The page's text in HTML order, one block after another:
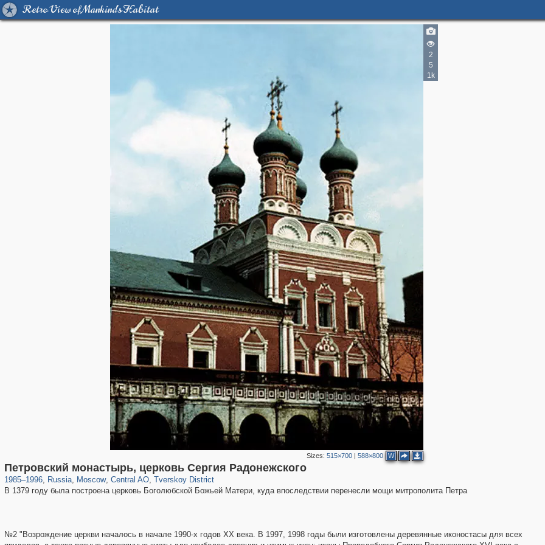
Retro View of Mankind's Habitat
2
5
1k
Sizes:515×700 |588×800 W
Петровский монастырь, церковь Сергия Радонежского
1985–1996, Russia
1,407,232 29,248
, Moscow
319,878 8,286
, Central AO
160,021 5,916
, Tverskoy District
53,055 2,283
В 1379 году была построена церковь Боголюбской Божьей Матери, куда впоследствии перенесли мощи митрополита Петра
№2 "Возрождение церкви началось в начале 1990-х годов XX века. В 1997, 1998 годы были изготовлены деревянные иконостасы для всех